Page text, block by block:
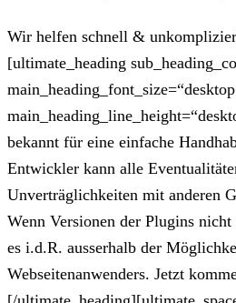
Wir helfen schnell &
[ultimate_heading
bekannt für eine einfache
Entwickler kann alle
Unverträglichkeiten mit anderen
Wenn Versionen der Plugins
es i.d.R. ausserhalb der
Webseitenanwenders. Jetzt